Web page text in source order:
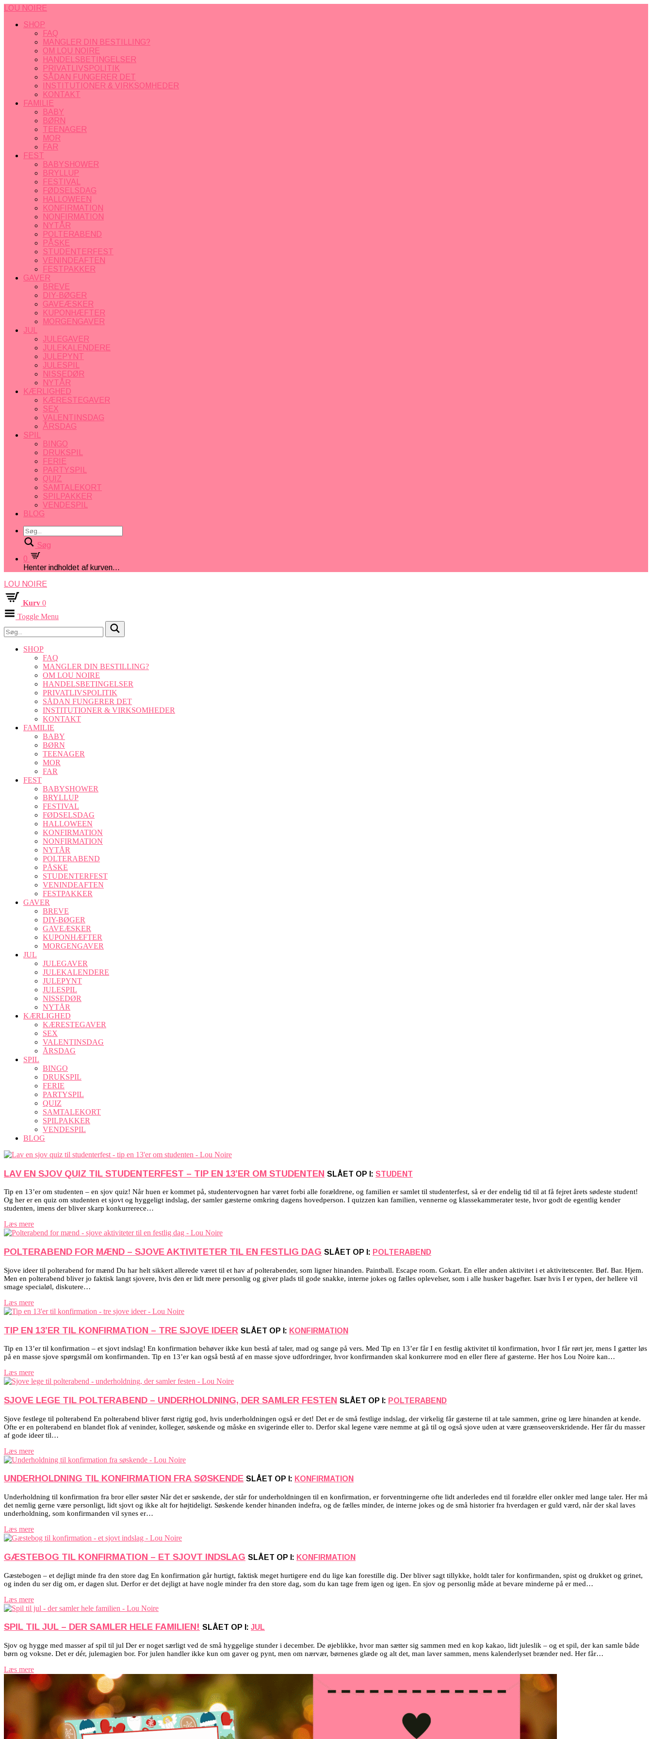
LOU NOIRE
SHOP
FAQ
MANGLER DIN BESTILLING?
OM LOU NOIRE
HANDELSBETINGELSER
PRIVATLIVSPOLITIK
SÅDAN FUNGERER DET
INSTITUTIONER & VIRKSOMHEDER
KONTAKT
FAMILIE
BABY
BØRN
TEENAGER
MOR
FAR
FEST
BABYSHOWER
BRYLLUP
FESTIVAL
FØDSELSDAG
HALLOWEEN
KONFIRMATION
NONFIRMATION
NYTÅR
POLTERABEND
PÅSKE
STUDENTERFEST
VENINDEAFTEN
FESTPAKKER
GAVER
BREVE
DIY-BØGER
GAVEÆSKER
KUPONHÆFTER
MORGENGAVER
JUL
JULEGAVER
JULEKALENDERE
JULEPYNT
JULESPIL
NISSEDØR
NYTÅR
KÆRLIGHED
KÆRESTEGAVER
SEX
VALENTINSDAG
ÅRSDAG
SPIL
BINGO
DRUKSPIL
FERIE
PARTYSPIL
QUIZ
SAMTALEKORT
SPILPAKKER
VENDESPIL
BLOG
Søg
0
Henter indholdet af kurven...
LOU NOIRE
Kurv 0
Toggle Menu
SHOP
FAQ
MANGLER DIN BESTILLING?
OM LOU NOIRE
HANDELSBETINGELSER
PRIVATLIVSPOLITIK
SÅDAN FUNGERER DET
INSTITUTIONER & VIRKSOMHEDER
KONTAKT
FAMILIE
BABY
BØRN
TEENAGER
MOR
FAR
FEST
BABYSHOWER
BRYLLUP
FESTIVAL
FØDSELSDAG
HALLOWEEN
KONFIRMATION
NONFIRMATION
NYTÅR
POLTERABEND
PÅSKE
STUDENTERFEST
VENINDEAFTEN
FESTPAKKER
GAVER
BREVE
DIY-BØGER
GAVEÆSKER
KUPONHÆFTER
MORGENGAVER
JUL
JULEGAVER
JULEKALENDERE
JULEPYNT
JULESPIL
NISSEDØR
NYTÅR
KÆRLIGHED
KÆRESTEGAVER
SEX
VALENTINSDAG
ÅRSDAG
SPIL
BINGO
DRUKSPIL
FERIE
PARTYSPIL
QUIZ
SAMTALEKORT
SPILPAKKER
VENDESPIL
BLOG
LAV EN SJOV QUIZ TIL STUDENTERFEST – TIP EN 13’ER OM STUDENTEN SLÅET OP I: STUDENT
Tip en 13’er om studenten – en sjov quiz! Når huen er kommet på, studentervognen har været forbi alle forældrene, og familien er samlet til studenterfest, så er der endelig tid til at få fejret årets sødeste student!
Og her er en quiz om studenten et sjovt og hyggeligt indslag, der samler gæsterne omkring dagens hovedperson. I quizzen kan familien, vennerne og klassekammerater teste, hvor godt de egentlig kender
studenten, imens der bliver skarp konkurrerece…
Læs mere
POLTERABEND FOR MÆND – SJOVE AKTIVITETER TIL EN FESTLIG DAG SLÅET OP I: POLTERABEND
Sjove ideer til polterabend for mænd Du har helt sikkert allerede været til et hav af polterabender, som ligner hinanden. Paintball. Escape room. Gokart. En eller anden aktivitet i et aktivitetscenter. Bøf. Bar. Hjem.
Men en polterabend bliver jo faktisk langt sjovere, hvis den er lidt mere personlig og giver plads til gode snakke, interne jokes og fælles oplevelser, som i alle husker bagefter. Især hvis I er typen, der hellere vil
smage specialøl, diskutere…
Læs mere
TIP EN 13’ER TIL KONFIRMATION – TRE SJOVE IDEER SLÅET OP I: KONFIRMATION
Tip en 13’er til konfirmation – et sjovt indslag! En konfirmation behøver ikke kun bestå af taler, mad og sange på vers. Med Tip en 13’er får I en festlig aktivitet til konfirmation, hvor I får rørt jer, mens I gætter løs
på en masse sjove spørgsmål om konfirmanden. Tip en 13’er kan også bestå af en masse sjove udfordringer, hvor konfirmanden skal konkurrere mod en eller flere af gæsterne. Her hos Lou Noire kan…
Læs mere
SJOVE LEGE TIL POLTERABEND – UNDERHOLDNING, DER SAMLER FESTEN SLÅET OP I: POLTERABEND
Sjove festlege til polterabend En polterabend bliver først rigtig god, hvis underholdningen også er det! Det er de små festlige indslag, der virkelig får gæsterne til at tale sammen, grine og lære hinanden at kende.
Ofte er en polterabend en blandet flok af veninder, kolleger, søskende og måske en svigerinde eller to. Derfor skal legene være nemme at gå til og også sjove uden at være grænseoverskridende. Her får du masser
af gode ideer til…
Læs mere
UNDERHOLDNING TIL KONFIRMATION FRA SØSKENDE SLÅET OP I: KONFIRMATION
Underholdning til konfirmation fra bror eller søster Når det er søskende, der står for underholdningen til en konfirmation, er forventningerne ofte lidt anderledes end til forældre eller onkler med lange taler. Her må
det nemlig gerne være personligt, lidt sjovt og ikke alt for højtideligt. Søskende kender hinanden indefra, og de fælles minder, de interne jokes og de små historier fra hverdagen er guld værd, når der skal laves
underholdning, som konfirmanden vil synes er…
Læs mere
GÆSTEBOG TIL KONFIRMATION – ET SJOVT INDSLAG SLÅET OP I: KONFIRMATION
Gæstebogen – et dejligt minde fra den store dag En konfirmation går hurtigt, faktisk meget hurtigere end du lige kan forestille dig. Der bliver sagt tillykke, holdt taler for konfirmanden, spist og drukket og grinet,
og inden du ser dig om, er dagen slut. Derfor er det dejligt at have nogle minder fra den store dag, som du kan tage frem igen og igen. En sjov og personlig måde at bevare minderne på er med…
Læs mere
SPIL TIL JUL – DER SAMLER HELE FAMILIEN! SLÅET OP I: JUL
Sjov og hygge med masser af spil til jul Der er noget særligt ved de små hyggelige stunder i december. De øjeblikke, hvor man sætter sig sammen med en kop kakao, lidt juleslik – og et spil, der kan samle både
børn og voksne. Det er dér, julemagien bor. For julen handler ikke kun om gaver og pynt, men om nærvær, børnenes glæde og alt det, man laver sammen, mens kalenderlyset brænder ned. Her får…
Læs mere